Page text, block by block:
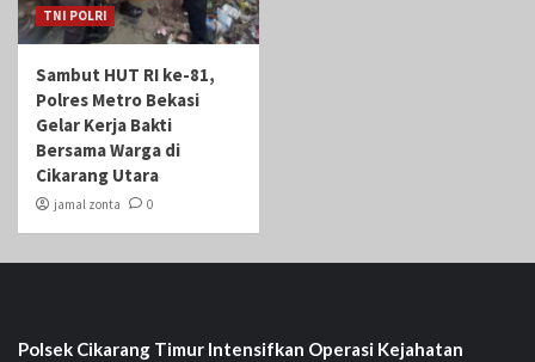
TNI POLRI
Sambut HUT RI ke-81,
Polres Metro Bekasi
Gelar Kerja Bakti
Bersama Warga di
Cikarang Utara
jamal zonta 0
Polsek Cikarang Timur Intensifkan Operasi Kejahatan